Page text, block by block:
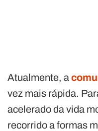
Atualmente, a
vez mais rápida.
acelerado da vida
recorrido a formas